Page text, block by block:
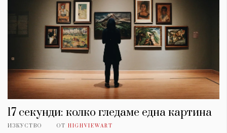
17 секунди: колко гледаме една картина
ИЗКУСТВО ОТ HIGHVIEWART